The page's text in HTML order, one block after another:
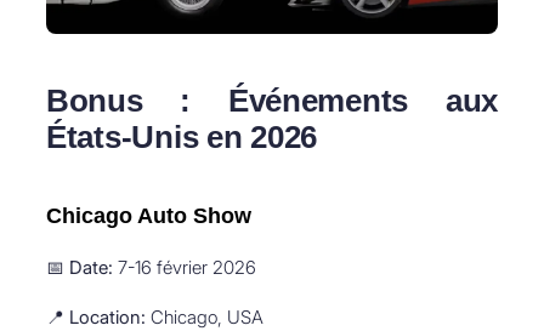
Bonus : Événements aux
États-Unis en 2026
Chicago Auto Show
📅 Date: 7-16 février 2026
📍 Location: Chicago, USA